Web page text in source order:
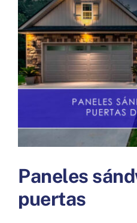
más
grande
Paneles
puertas